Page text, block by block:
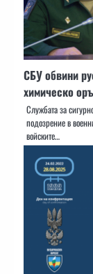
СБУ обвини
химическо
Службата за
подозрение в
войските…